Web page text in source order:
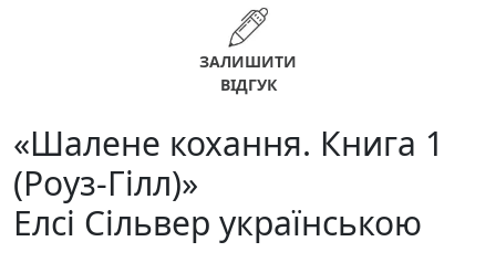
ЗАЛИШИТИ
ВІДГУК
«Шалене кохання. Книга 1
(Роуз-Гілл)»
Елсі Сільвер українською